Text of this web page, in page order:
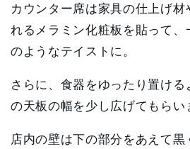
カウンター席は家具の仕上げ
れるメラミン化粧板を貼って
のようなテイストに。
さらに、食器をゆったり置け
の天板の幅を少し広げてもらい
店内の壁は下の部分をあえて